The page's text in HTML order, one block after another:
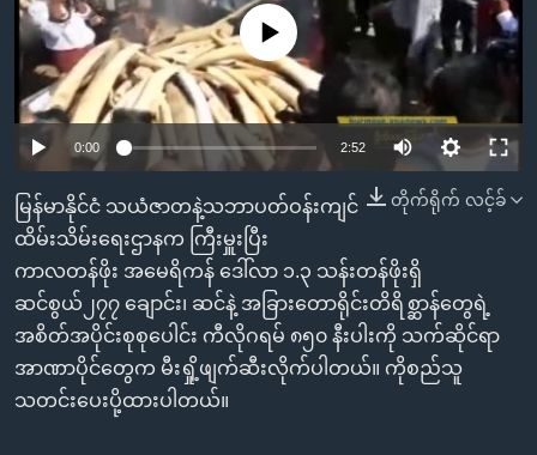
ညွန်း
စာမျက်နှာ
ကျော်
ကြည့်
ရန်
ရှာဖွေ
နေရာ
သုတပဒေသာ အင်္ဂလိပ်စာ
Learning English
ဗွီအိုအေ လူမှုကွန်ယက်များ
ဘာသာစကားများ
No media source currently available
0:00 2:52
တိုက်ရိုက် လင့်ခ်
မြန်မာနိုင်ငံ သယံဇာတနဲ့သဘာပတ်ဝန်းကျင်
ထိမ်းသိမ်းရေးဌာနက ကြီးမှူးပြီး
ကာလတန်ဖိုး အမေရိကန် ဒေါ်လာ ၁.၃ သန်းတန်ဖိုးရှိ
ဆင်စွယ်၂၇၇ ချောင်း၊ ဆင်နဲ့ အခြားတောရိုင်းတိရိစ္ဆာန်တွေရဲ့
အစိတ်အပိုင်းစုစုပေါင်း ကီလိုဂရမ် ၈၅၀ နီးပါးကို သက်ဆိုင်ရာ
အာဏာပိုင်တွေက မီးရှို့ဖျက်ဆီးလိုက်ပါတယ်။ ကိုစည်သူ
သတင်းပေးပို့ထားပါတယ်။